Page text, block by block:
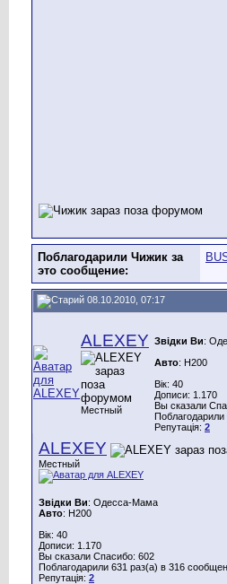
Поблагодарили Чижик за
это сообщение:
08.10.2010, 07:17
ALEXEY
Местный
Звідки Ви:
Авто: H200
Вік: 40
Дописи: 1.170
Вы сказали
Репутація: 2
ALEXEY
Местный
Звідки Ви: Одесса-Мама
Авто: H200
Вік: 40
Дописи: 1.170
Вы сказали Спасибо: 602
Поблагодарили 631 раз(а) в 316
Репутація: 2